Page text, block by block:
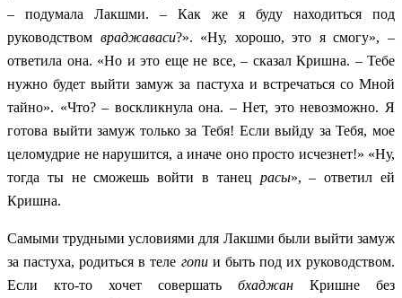
– подумала Лакшми. – Как же я буду находиться под
руководством враджаваси?». «Ну, хорошо, это я смогу», –
ответила она. «Но и это еще не все, – сказал Кришна. – Тебе
нужно будет выйти замуж за пастуха и встречаться со Мной
тайно». «Что? – воскликнула она. – Нет, это невозможно. Я
готова выйти замуж только за Тебя! Если выйду за Тебя, мое
целомудрие не нарушится, а иначе оно просто исчезнет!» «Ну,
тогда ты не сможешь войти в танец расы», – ответил ей
Кришна.
Самыми трудными условиями для Лакшми были выйти замуж
за пастуха, родиться в теле гопии быть под их руководством.
Если кто-то хочет совершать бхаджан Кришне без